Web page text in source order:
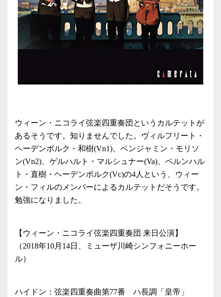
ウィーン・ニコライ弦楽四重奏団というカルテットが
あるそうです。知りませんでした。ヴィルフリート・
ヘーデンボルク・和樹(Vn1)、ベンジャミン・モリソ
ン(Vn2)、ゲルハルト・マルシュナー(Va)、ベルンハル
ト・直樹・ヘーデンボルク(Vc)の4人という、ウィー
ン・フィルのメンバーによるカルテットだそうです。
勉強になりました。
【ウィーン・ニコライ弦楽四重奏団 来日公演】
（2018年10月14日、ミューザ川崎シンフォニーホー
ル）
ハイドン：弦楽四重奏曲第77番 ハ長調「皇帝」